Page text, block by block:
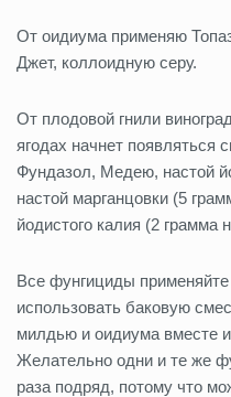
От оидиума применяю
Джет, коллоидную серу.
От плодовой гнили
ягодах начнет появляться
Фундазол, Медею, настой
настой марганцовки (5
йодистого калия (2 грамма
Все фунгициды
использовать баковую
милдью и оидиума вместе
Желательно одни и те же
раза подряд, потому что